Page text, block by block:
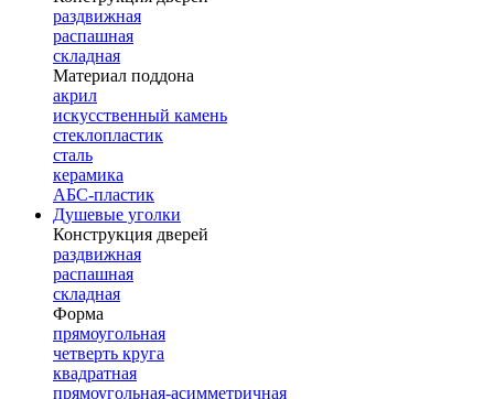
раздвижная
распашная
складная
Материал поддона
акрил
искусственный камень
стеклопластик
сталь
керамика
АБС-пластик
Душевые уголки
Конструкция дверей
раздвижная
распашная
складная
Форма
прямоугольная
четверть круга
квадратная
прямоугольная-асимметричная